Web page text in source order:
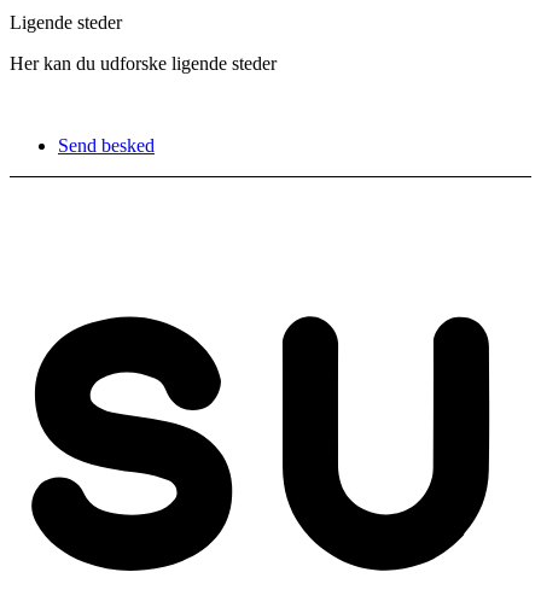
Ligende steder
Her kan du udforske ligende steder
Send besked